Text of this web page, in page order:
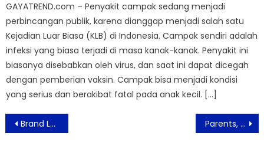
GAYATREND.com – Penyakit campak sedang menjadi
perbincangan publik, karena dianggap menjadi salah satu
Kejadian Luar Biasa (KLB) di Indonesia. Campak sendiri adalah
infeksi yang biasa terjadi di masa kanak-kanak. Penyakit ini
biasanya disebabkan oleh virus, dan saat ini dapat dicegah
dengan pemberian vaksin. Campak bisa menjadi kondisi
yang serius dan berakibat fatal pada anak kecil. […]
Post
navigation
Brand Lokal The Body Tale Hadirkan Inovasi Produk Body Care dan Fragrances Parents, Berikut Tips untuk Menemani Anak Belajar Bebas Drama